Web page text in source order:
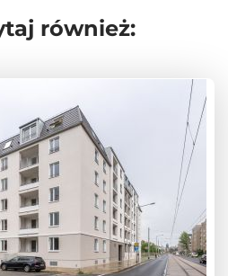
również: